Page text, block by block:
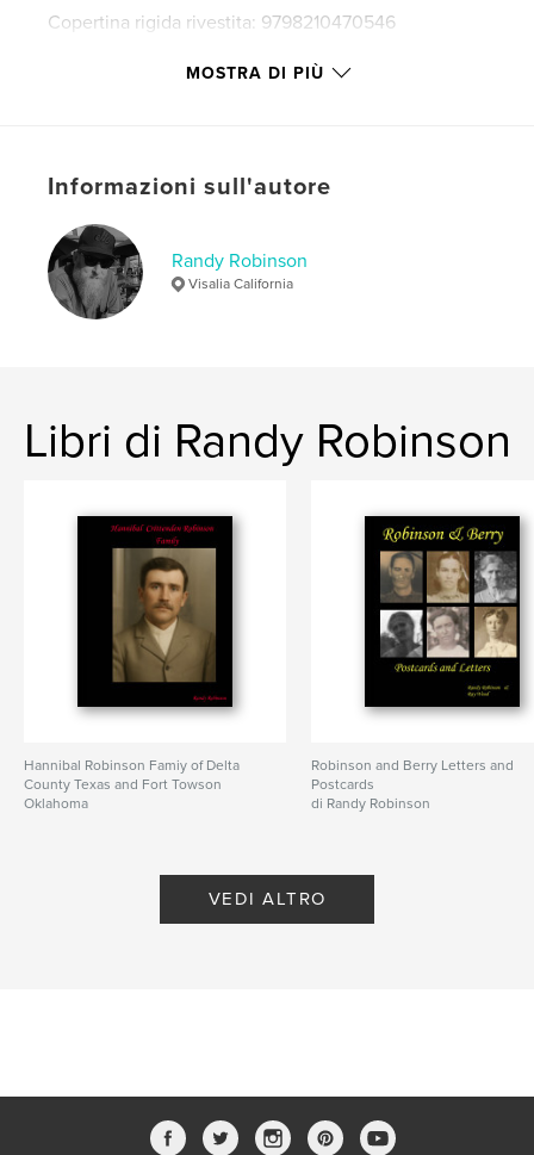
Copertina rigida rivestita: 9798210470546
lug 03, 2022
MOSTRA DI PIÙ
Informazioni sull'autore
Randy Robinson
Visalia California
Libri di Randy Robinson
Hannibal Robinson Famiy of Delta
County Texas and Fort Towson
Oklahoma
Robinson and Berry Letters and
Postcards
di Randy Robinson
VEDI ALTRO